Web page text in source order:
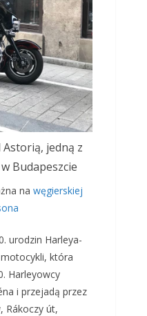
jedną z
Budapeszcie
na węgierskiej
urodzin Harleya-
która
Harleyowcy
i przejadą przez
Rákoczy út,